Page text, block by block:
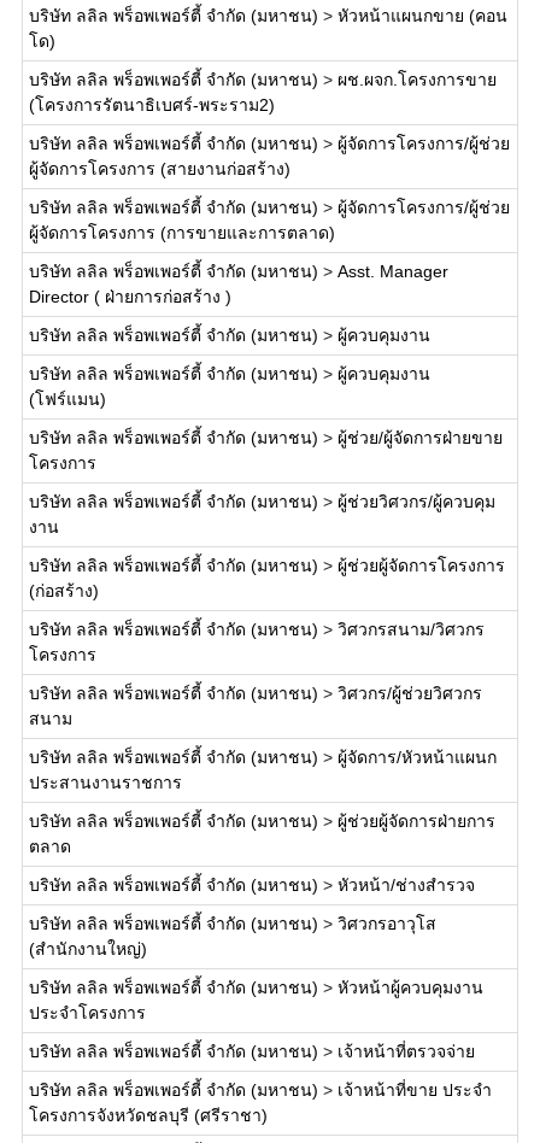
บริษัท ลลิล พร็อพเพอร์ตี้ จำกัด (มหาชน) > หัวหน้าแผนกขาย (คอน
โด)
บริษัท ลลิล พร็อพเพอร์ตี้ จำกัด (มหาชน) > ผช.ผจก.โครงการขาย
(โครงการรัตนาธิเบศร์-พระราม2)
บริษัท ลลิล พร็อพเพอร์ตี้ จำกัด (มหาชน) > ผู้จัดการโครงการ/ผู้ช่วย
ผู้จัดการโครงการ (สายงานก่อสร้าง)
บริษัท ลลิล พร็อพเพอร์ตี้ จำกัด (มหาชน) > ผู้จัดการโครงการ/ผู้ช่วย
ผู้จัดการโครงการ (การขายและการตลาด)
บริษัท ลลิล พร็อพเพอร์ตี้ จำกัด (มหาชน) > Asst. Manager
Director ( ฝ่ายการก่อสร้าง )
บริษัท ลลิล พร็อพเพอร์ตี้ จำกัด (มหาชน) > ผู้ควบคุมงาน
บริษัท ลลิล พร็อพเพอร์ตี้ จำกัด (มหาชน) > ผู้ควบคุมงาน
(โฟร์แมน)
บริษัท ลลิล พร็อพเพอร์ตี้ จำกัด (มหาชน) > ผู้ช่วย/ผู้จัดการฝ่ายขาย
โครงการ
บริษัท ลลิล พร็อพเพอร์ตี้ จำกัด (มหาชน) > ผู้ช่วยวิศวกร/ผู้ควบคุม
งาน
บริษัท ลลิล พร็อพเพอร์ตี้ จำกัด (มหาชน) > ผู้ช่วยผู้จัดการโครงการ
(ก่อสร้าง)
บริษัท ลลิล พร็อพเพอร์ตี้ จำกัด (มหาชน) > วิศวกรสนาม/วิศวกร
โครงการ
บริษัท ลลิล พร็อพเพอร์ตี้ จำกัด (มหาชน) > วิศวกร/ผู้ช่วยวิศวกร
สนาม
บริษัท ลลิล พร็อพเพอร์ตี้ จำกัด (มหาชน) > ผู้จัดการ/หัวหน้าแผนก
ประสานงานราชการ
บริษัท ลลิล พร็อพเพอร์ตี้ จำกัด (มหาชน) > ผู้ช่วยผู้จัดการฝ่ายการ
ตลาด
บริษัท ลลิล พร็อพเพอร์ตี้ จำกัด (มหาชน) > หัวหน้า/ช่างสำรวจ
บริษัท ลลิล พร็อพเพอร์ตี้ จำกัด (มหาชน) > วิศวกรอาวุโส
(สำนักงานใหญ่)
บริษัท ลลิล พร็อพเพอร์ตี้ จำกัด (มหาชน) > หัวหน้าผู้ควบคุมงาน
ประจำโครงการ
บริษัท ลลิล พร็อพเพอร์ตี้ จำกัด (มหาชน) > เจ้าหน้าที่ตรวจจ่าย
บริษัท ลลิล พร็อพเพอร์ตี้ จำกัด (มหาชน) > เจ้าหน้าที่ขาย ประจำ
โครงการจังหวัดชลบุรี (ศรีราชา)